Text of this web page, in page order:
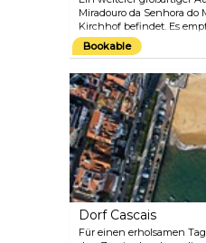
Miradouro da Senhora do
Kirchhof befindet. Es
Aussichtspunkt früh am
Nacht zu besuchen, wenn
Bookable
Dorf Cascais
Für einen erholsamen